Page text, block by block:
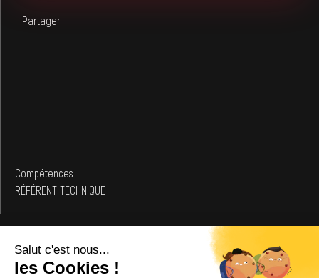
Partager
Compétences
RÉFÉRENT TECHNIQUE